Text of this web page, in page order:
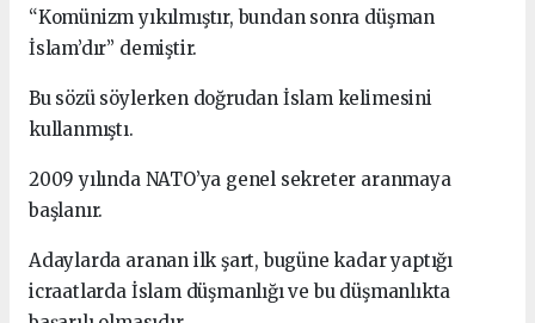
“Komünizm yıkılmıştır, bundan sonra düşman
İslam’dır” demiştir.
Bu sözü söylerken doğrudan İslam kelimesini
kullanmıştı.
2009 yılında NATO’ya genel sekreter aranmaya
başlanır.
Adaylarda aranan ilk şart, bugüne kadar yaptığı
icraatlarda İslam düşmanlığı ve bu düşmanlıkta